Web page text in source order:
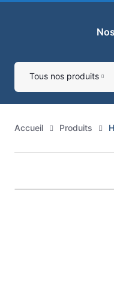
Tous nos produits
Accueil Produits